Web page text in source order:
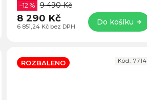
6 851,24 Kč bez DPH
–12 % 9 490 Kč
8 290 Kč Do košíku
ROZBALENO Kód:7714